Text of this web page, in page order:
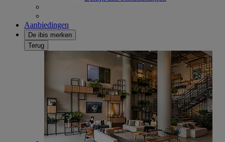
Aanbiedingen
De ibis merken
Terug